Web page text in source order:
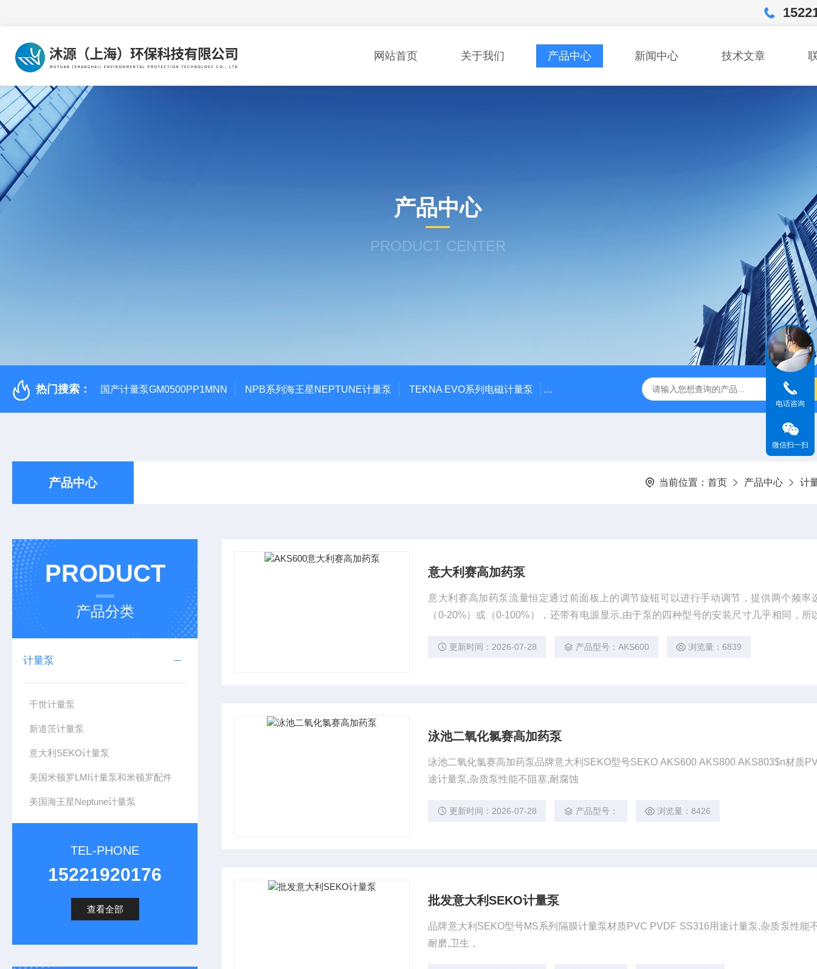
网站首页 关于我们 产品中心 新闻中心 技术文章
产品中心
PRODUCT CENTER
热门搜索： 国产计量泵GM0500PP1MNN NPB系列海王星NEPTUNE计量泵 TEKNA EVO系列电磁计量泵 脉冲阻尼器 NPB0330PQ1MNN海王星Neptune计量泵/美
产品中心 当前位置： 首页 产品中心 计
PRODUCT
产品分类
计量泵
千世计量泵
新道茨计量泵
意大利SEKO计量泵
美国米顿罗LMI计量泵和米顿罗配件
美国海王星Neptune计量泵
TEL-PHONE
15221920176
查看全部
意大利赛高加药泵
意大利赛高加药泵流量恒定通过前面板上的调节旋钮可以进行手动调节，提供两个频率
（0-20%）或（0-100%），还带有电源显示,由于泵的四种型号的安装尺寸几乎相同，所
更新时间：2026-07-28 产品型号：AKS600 浏览量：6839
泳池二氧化氯赛高加药泵
泳池二氧化氯赛高加药泵品牌意大利SEKO型号SEKO AKS600 AKS800 AKS803$n材质
途计量泵,杂质泵性能不阻塞,耐腐蚀
更新时间：2026-07-28 产品型号： 浏览量：8426
批发意大利SEKO计量泵
品牌意大利SEKO型号MS系列隔膜计量泵材质PVC PVDF SS316用途计量泵,杂质泵性能
耐磨,卫生，
电话咨询
微信扫一扫